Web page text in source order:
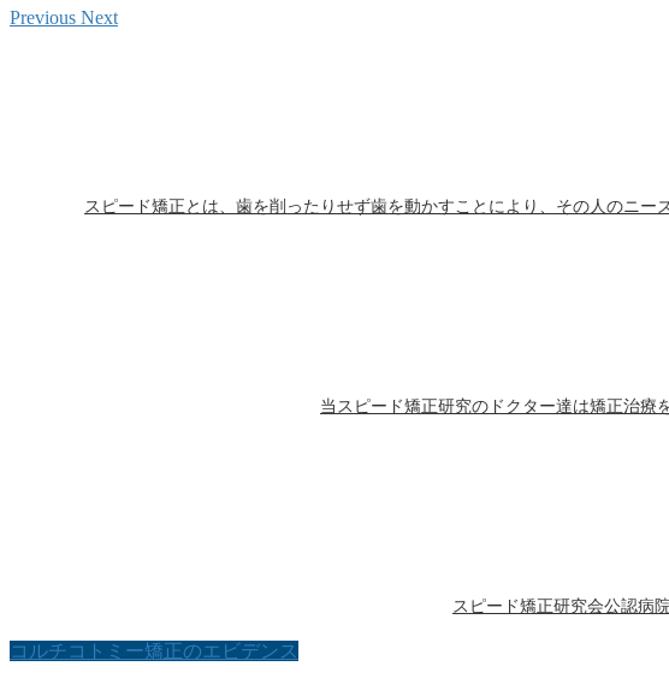
Previous Next
スピード矯正とは、歯を削ったりせず歯を動かすことにより、その人のニ
当スピード矯正研究のドクター達は矯正治療
スピード矯正研究会公認病
コルチコトミー矯正のエビデンス